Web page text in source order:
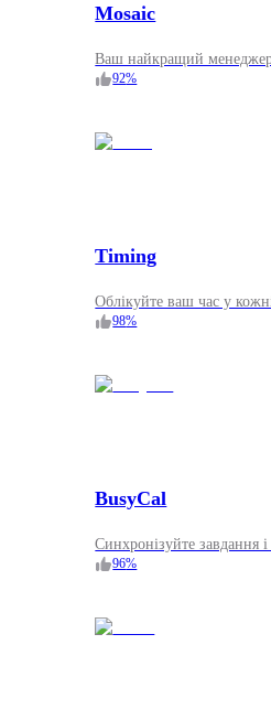
Mosaic
Ваш найкращий менеджер
92%
Timing
Облікуйте ваш час у
98%
BusyCal
Синхронізуйте завдання
96%